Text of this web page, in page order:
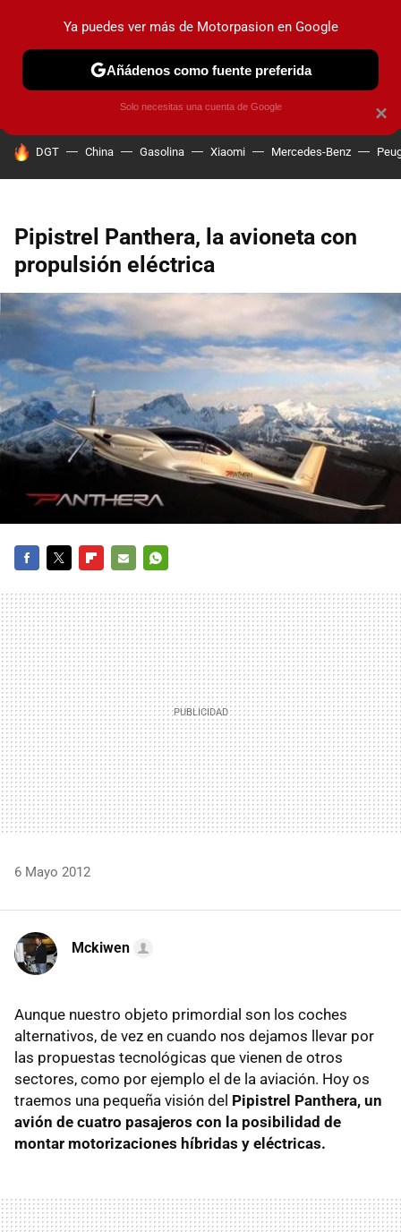
PRUEBAS COCHES ELÉCTRICOS OBSERVATORIO
HOY SE HABLA DE
DGT China Gasolina Xiaomi Mercedes-Benz
Pipistrel Panthera, la avioneta con
propulsión eléctrica
MAIL
6 Mayo 2012
Mckiwen
Aunque nuestro objeto primordial son los coches
alternativos, de vez en cuando nos dejamos llevar por
las propuestas tecnológicas que vienen de otros
sectores, como por ejemplo el de la aviación. Hoy os
traemos una pequeña visión del Pipistrel Panthera, un
avión de cuatro pasajeros con la posibilidad de
montar motorizaciones híbridas y eléctricas.
×
Ya puedes ver más de Motorpasion en Google
Añádenos como fuente preferida
Solo necesitas una cuenta de Google